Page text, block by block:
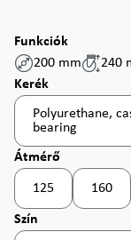
Funkciók
200 mm
240
Válasszon
Kerék
Polyurethane,
bearing
Válasszon
Átmérő
125
(Ez az opció
160
(Ez
Válasszon
Szín